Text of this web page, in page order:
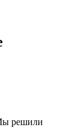
решили